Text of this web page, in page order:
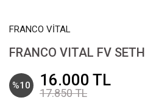
FRANCO VİTAL
FRANCO VITAL FV
%10 16.000 TL
17.850 TL